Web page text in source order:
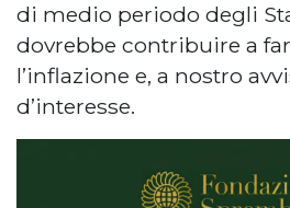
di medio periodo degli
dovrebbe contribuire a
l’inflazione e, a nostro
d’interesse.